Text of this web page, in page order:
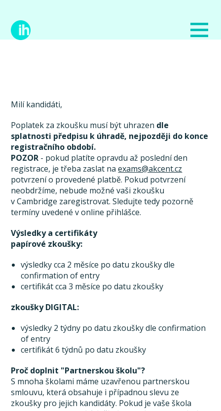
Milí kandidáti,
Poplatek za zkoušku musí být uhrazen dle
splatnosti předpisu k úhradě, nejpozději do konce
registračního období.
POZOR - pokud platíte opravdu až poslední den
registrace, je třeba zaslat naexams@akcent.cz
potvrzení o provedené platbě. Pokud potvrzení
neobdržíme, nebude možné vaši zkoušku
v Cambridge zaregistrovat. Sledujte tedy pozorně
termíny uvedené v online přihlášce.
Výsledky a certifikáty
papírové zkoušky:
výsledky cca 2 měsíce po datu zkoušky dle
confirmation of entry
certifikát cca 3 měsíce po datu zkoušky
zkoušky DIGITAL:
výsledky 2 týdny po datu zkoušky dle confirmation
of entry
certifikát 6 týdnů po datu zkoušky
Proč doplnit "Partnerskou školu"?
S mnoha školami máme uzavřenou partnerskou
smlouvu, která obsahuje i případnou slevu ze
zkoušky pro jejich kandidáty. Pokud je vaše škola